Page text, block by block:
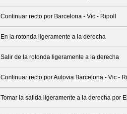
Continuar recto por Barcelona - Vic - Ripoll
En la rotonda ligeramente a la derecha
Salir de la rotonda ligeramente a la derecha
Continuar recto por Autovia Barcelona - Vic -
Tomar la salida ligeramente a la derecha por